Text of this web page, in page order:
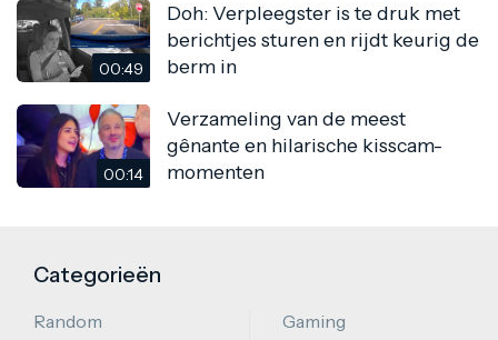
00:49
Doh: Verpleegster is te druk met
berichtjes sturen en rijdt keurig de
berm in
00:14
Verzameling van de meest
gênante en hilarische kisscam-
momenten
Categorieën
Random
Gaming